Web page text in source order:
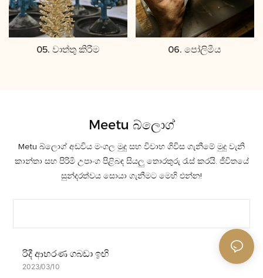
05. වාත්තු කිරීම 06. පෝලිමීය
Meetu බ්ලොග්
Metu බ්ලොග් අඩවිය මංගල මුදු සහ විවාහ ගිවිස ගැනීමේ මුදු වැනි
කාන්තා සහ පිරිමි උපාංග පිළිබඳ සියලු තොරතුරු රැස් කරයි. ජීවිතයේ
සුන්දරත්වය සොයා ගැනීමට මෙහි එන්න!
රිදී ආභරණ ගබඩා ඉඟි
20230310